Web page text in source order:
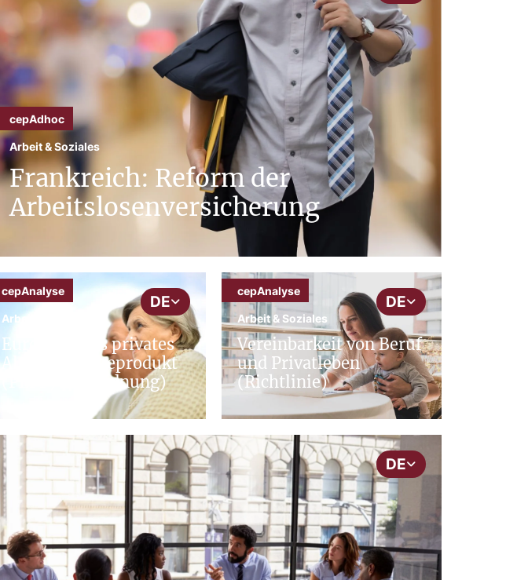
cepAdhoc
Arbeit & Soziales
Frankreich: Reform der
Arbeitslosenversicherung
DE
cepAnalyse
Arbeit & Soziales
Europaweites privates
Altersvorsorgeprodukt
(PEPP) (Verordnung)
DE
cepAnalyse
Arbeit & Soziales
Vereinbarkeit von Beruf
und Privatleben
(Richtlinie)
DE